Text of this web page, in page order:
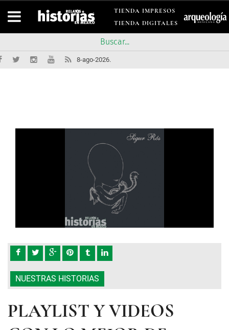
TIENDA IMPRESOS
TIENDA DIGITALES
8-ago-2026.
NUESTRAS HISTORIAS
PLAYLIST Y VIDEOS